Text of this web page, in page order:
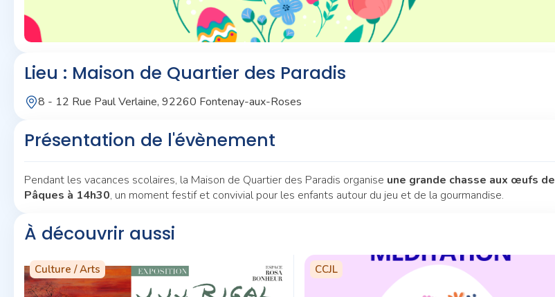
Lieu : Maison de Quartier des Paradis
8 - 12 Rue Paul Verlaine, 92260 Fontenay-aux-Roses
Présentation de l'évènement
Pendant les vacances scolaires, la Maison de Quartier des Paradis organise une grande chasse aux œufs de
Pâques à 14h30, un moment festif et convivial pour les enfants autour du jeu et de la gourmandise.
À découvrir aussi
Culture / Arts CCJL